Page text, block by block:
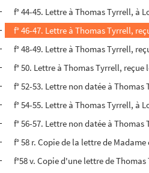
f° 44-45. Lettre à Thomas Tyrrell, à
f° 46-47. Lettre à Thomas Tyrrell,
f° 48-49. Lettre à Thomas Tyrrell,
f° 50. Lettre à Thomas Tyrrell, reçue
f° 52-53. Lettre non datée à
f° 54-55. Lettre à Thomas Tyrrell, à
f° 56-57. Lettre non datée à Thomas
f° 58 r. Copie de la lettre de
f°58 v. Copie d'une lettre de